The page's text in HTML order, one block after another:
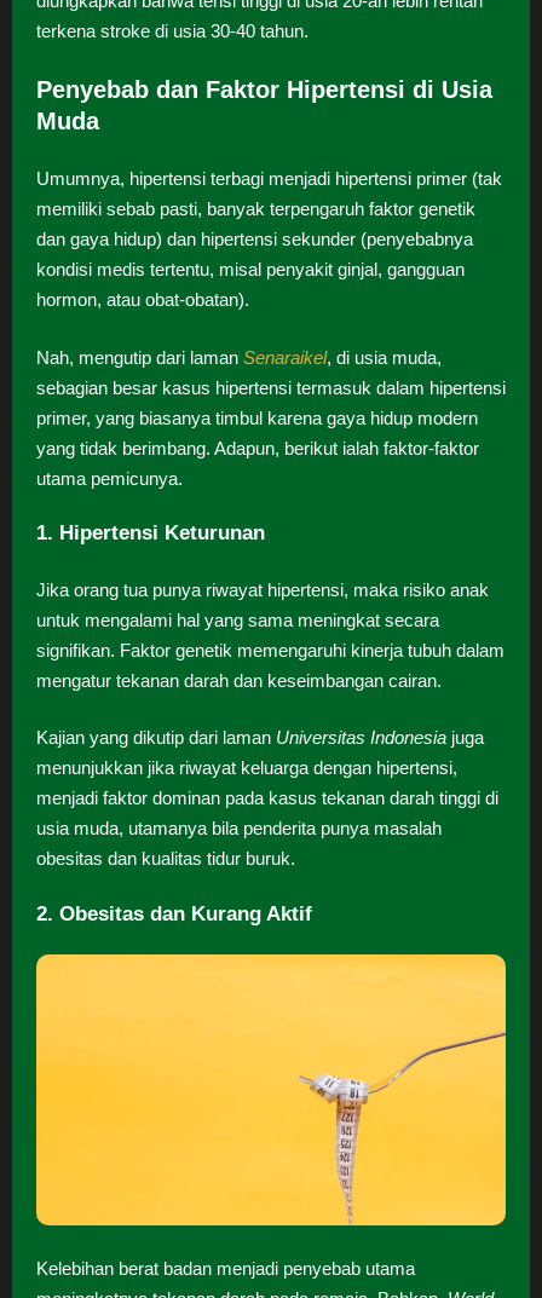
terkena stroke di usia 30-40 tahun.
Penyebab dan Faktor Hipertensi di Usia
Muda
Umumnya, hipertensi terbagi menjadi hipertensi primer (tak
memiliki sebab pasti, banyak terpengaruh faktor genetik
dan gaya hidup) dan hipertensi sekunder (penyebabnya
kondisi medis tertentu, misal penyakit ginjal, gangguan
hormon, atau obat-obatan).
Nah, mengutip dari laman Senaraikel, di usia muda,
sebagian besar kasus hipertensi termasuk dalam hipertensi
primer, yang biasanya timbul karena gaya hidup modern
yang tidak berimbang. Adapun, berikut ialah faktor-faktor
utama pemicunya.
1. Hipertensi Keturunan
Jika orang tua punya riwayat hipertensi, maka risiko anak
untuk mengalami hal yang sama meningkat secara
signifikan. Faktor genetik memengaruhi kinerja tubuh dalam
mengatur tekanan darah dan keseimbangan cairan.
Kajian yang dikutip dari laman Universitas Indonesia juga
menunjukkan jika riwayat keluarga dengan hipertensi,
menjadi faktor dominan pada kasus tekanan darah tinggi di
usia muda, utamanya bila penderita punya masalah
obesitas dan kualitas tidur buruk.
2. Obesitas dan Kurang Aktif
Kelebihan berat badan menjadi penyebab utama